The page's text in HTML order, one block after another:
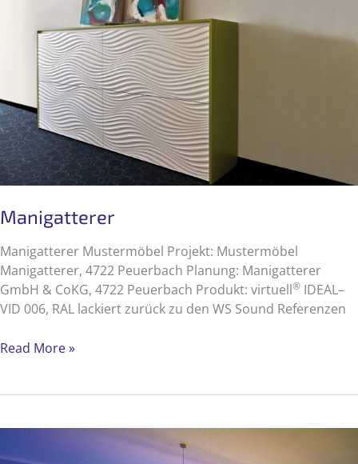
Manigatterer
Manigatterer Mustermöbel Projekt: Mustermöbel
Manigatterer, 4722 Peuerbach Planung: Manigatterer
GmbH & CoKG, 4722 Peuerbach Produkt: virtuell® IDEAL–
VID 006, RAL lackiert zurück zu den WS Sound Referenzen
Manigatterer
Read More »